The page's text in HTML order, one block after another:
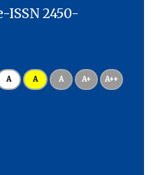
ISSN 2450-
A A A A+ A++